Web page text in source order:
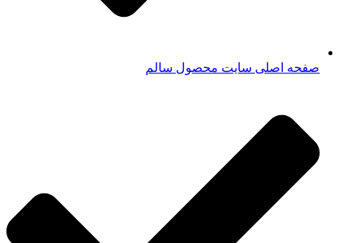
صفحه اصلی سایت محصول سالم